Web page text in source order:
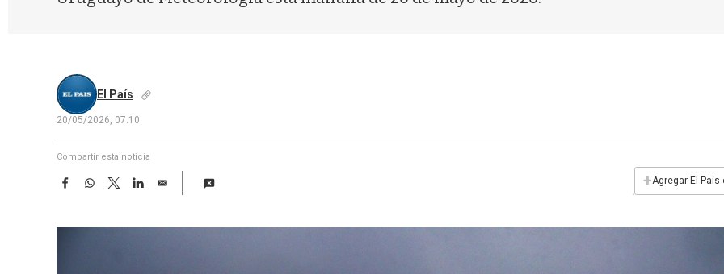
El País
20/05/2026, 07:10
Compartir esta noticia
F
e
W
t
T
w
t
L
k
E
i
+Agregar El País